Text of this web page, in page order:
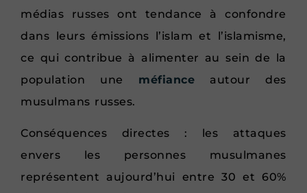
médias russes ont tendance à confondre
dans leurs émissions l’islam et l’islamisme,
ce qui contribue à alimenter au sein de la
population une méfiance autour des
musulmans russes.
Conséquences directes : les attaques
envers les personnes musulmanes
représentent aujourd’hui entre 30 et 60%